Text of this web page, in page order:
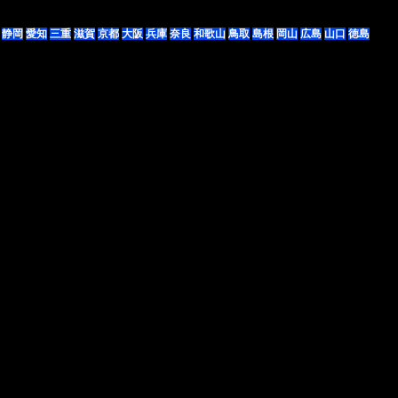
静岡 愛知 三重 滋賀 京都 大阪 兵庫 奈良 和歌山 鳥取 島根 岡山 広島 山口 徳島